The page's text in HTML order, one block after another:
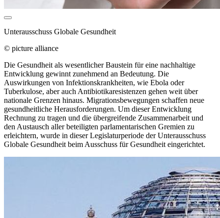
Unterausschuss Globale Gesundheit
© picture alliance
Die Gesundheit als wesentlicher Baustein für eine nachhaltige
Entwicklung gewinnt zunehmend an Bedeutung. Die
Auswirkungen von Infektionskrankheiten, wie Ebola oder
Tuberkulose, aber auch Antibiotikaresistenzen gehen weit über
nationale Grenzen hinaus. Migrationsbewegungen schaffen neue
gesundheitliche Herausforderungen. Um dieser Entwicklung
Rechnung zu tragen und die übergreifende Zusammenarbeit und
den Austausch aller beteiligten parlamentarischen Gremien zu
erleichtern, wurde in dieser Legislaturperiode der Unterausschuss
Globale Gesundheit beim Ausschuss für Gesundheit eingerichtet.